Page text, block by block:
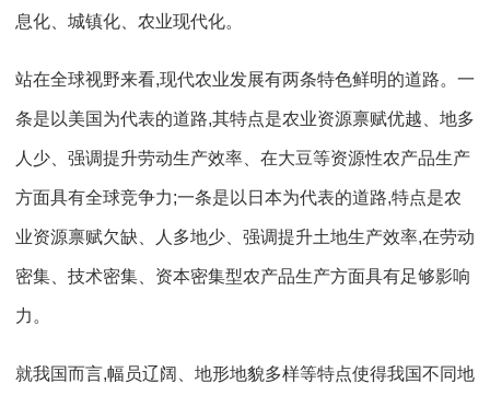
息化、城镇化、农业现代化。
站在全球视野来看,现代农业发展有两条特色鲜明的道路。一
条是以美国为代表的道路,其特点是农业资源禀赋优越、地多
人少、强调提升劳动生产效率、在大豆等资源性农产品生产
方面具有全球竞争力;一条是以日本为代表的道路,特点是农
业资源禀赋欠缺、人多地少、强调提升土地生产效率,在劳动
密集、技术密集、资本密集型农产品生产方面具有足够影响
力。
就我国而言,幅员辽阔、地形地貌多样等特点使得我国不同地